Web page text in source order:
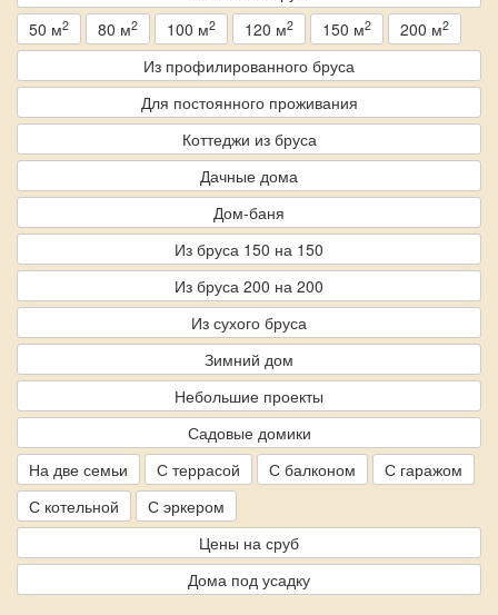
50 м2 80 м2 100 м2 120 м2 150 м2 200 м2
Из профилированного бруса
Для постоянного проживания
Коттеджи из бруса
Дачные дома
Дом-баня
Из бруса 150 на 150
Из бруса 200 на 200
Из сухого бруса
Зимний дом
Небольшие проекты
Садовые домики
На две семьи
С террасой С балконом
С гаражом
С котельной
С эркером
Цены на сруб
Дома под усадку